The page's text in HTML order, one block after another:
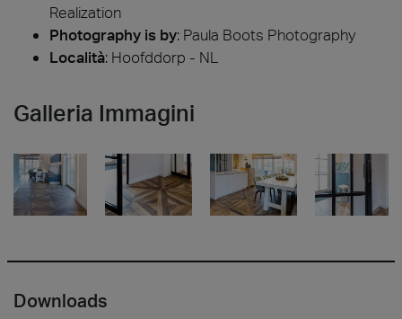
Realization
Photography is by: Paula Boots Photography
Località: Hoofddorp - NL
Galleria Immagini
Downloads